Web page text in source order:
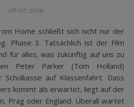
08/07/2019
Phase 3. Tatsächlich ist der Film
für alles, was zukünftig auf uns zu
Peter Parker (Tom Holland)
auf Klassenfahrt. Dass
kommt als erwartet, liegt auf der
Prag oder England. Überall wartet